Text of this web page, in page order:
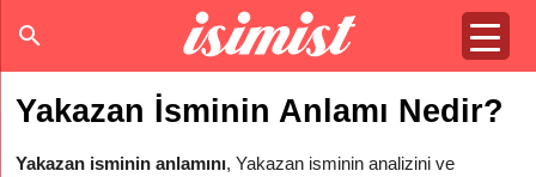
Yakazan İsminin Anlamı Nedir?
Yakazan isminin anlamını, Yakazan isminin analizini ve